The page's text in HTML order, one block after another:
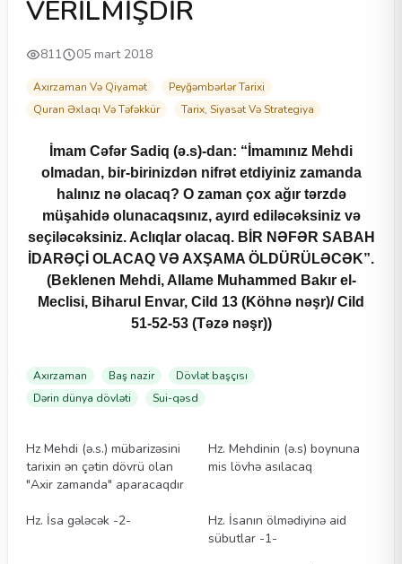
VERİLMİŞDİR
811 05 mart 2018
Axırzaman Və Qiyamət
Peyğəmbərlər Tarixi
Quran Əxlaqı Və Təfəkkür
Tarix, Siyasət Və Strategiya
İmam Cəfər Sadiq (ə.s)-dan: “İmamınız Mehdi
olmadan, bir-birinizdən nifrət etdiyiniz zamanda
halınız nə olacaq? O zaman çox ağır tərzdə
müşahidə olunacaqsınız, ayırd ediləcəksiniz və
seçiləcəksiniz. Aclıqlar olacaq. BİR NƏFƏR SABAH
İDARƏÇİ OLACAQ VƏ AXŞAMA ÖLDÜRÜLƏCƏK”.
(Beklenen Mehdi, Allame Muhammed Bakır el-
Meclisi, Biharul Envar, Cild 13 (Köhnə nəşr)/ Cild
51-52-53 (Təzə nəşr))
Axırzaman Baş nazir
Dövlət başçısı
Dərin dünya dövləti
Sui-qəsd
Hz Mehdi (ə.s.) mübarizəsini
tarixin ən çətin dövrü olan
"Axir zamanda" aparacaqdır
Hz. Mehdinin (ə.s) boynuna
mis lövhə asılacaq
Hz. İsa gələcək -2-
Hz. İsanın ölmədiyinə aid
sübutlar -1-